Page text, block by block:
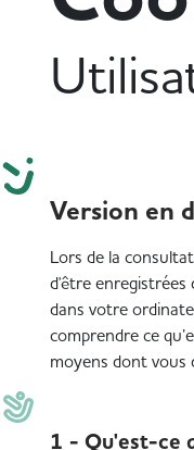
Version en
Lors de la
d'être enregistrées
dans votre
comprendre ce
moyens dont vous
1 - Qu'est-ce